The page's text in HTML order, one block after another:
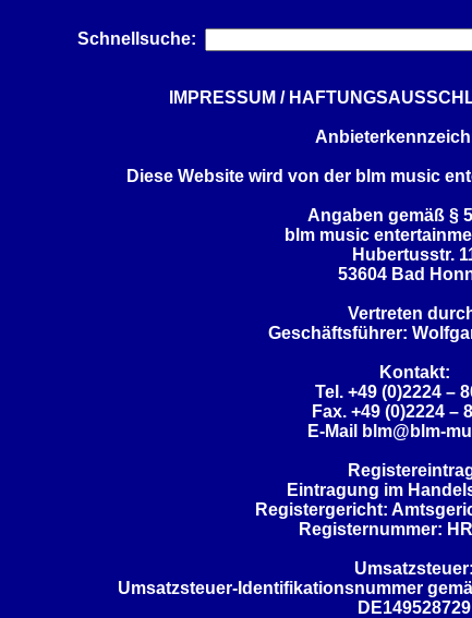
Schnellsuche:
IMPRESSUM /
Diese Website wird von der blm music
Angaben gemäß §
blm music
Hubertusstr.
53604 Bad
Vertreten
Geschäftsführer:
Kontakt:
Tel. +49 (0)2224 –
Fax. +49 (0)2224 –
E-Mail blm@blm-
Eintragung im
Registergericht:
Registernummer:
Umsatzsteuer:
Umsatzsteuer-Identifikationsnummer
DE149528729